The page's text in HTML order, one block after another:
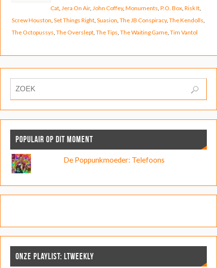
Cat, Jera On Air, John Coffey, Monuments P.O. Box, Risk It,
Screw Houston Set Things Right, Suasion The JB Conspiracy, The Kendolls
The Octopussys The Overslept, The Tips The Waiting Game, Tim Vantol
POPULAIR OP DIT MOMENT
De Poppunkmoeder: Telefoons
ONZE PLAYLIST: LTWEEKLY